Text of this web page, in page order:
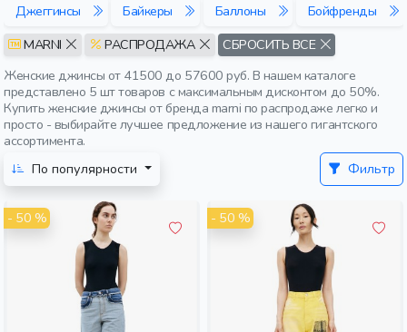
Джеггинсы Байкеры Баллоны
Бойфренды
MARNI
РАСПРОДАЖА
СБРОСИТЬ ВСЕ
Женские джинсы от 41500 до 57600 руб. В нашем каталоге
представлено 5 шт товаров с максимальным дисконтом до 50%.
Купить женские джинсы от бренда marni по распродаже легко и
просто - выбирайте лучшее предложение из нашего гигантского
ассортимента.
По популярности
Фильтр
- 50 % - 50 %